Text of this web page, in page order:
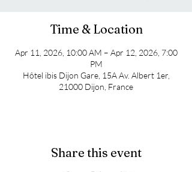
Time & Location
Apr 11, 2026, 10:00 AM – Apr 12, 2026, 7:00
PM
Hôtel ibis Dijon Gare, 15A Av. Albert 1er,
21000 Dijon, France
Share this event